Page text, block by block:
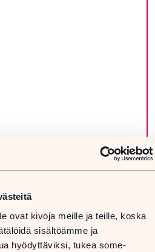
ovat kivoja meille ja teille, koska
sisältöämme ja
hyödyttäviksi, tukea some-